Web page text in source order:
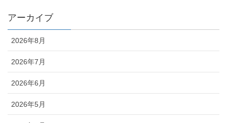
アーカイブ
2026年8月
2026年7月
2026年6月
2026年5月